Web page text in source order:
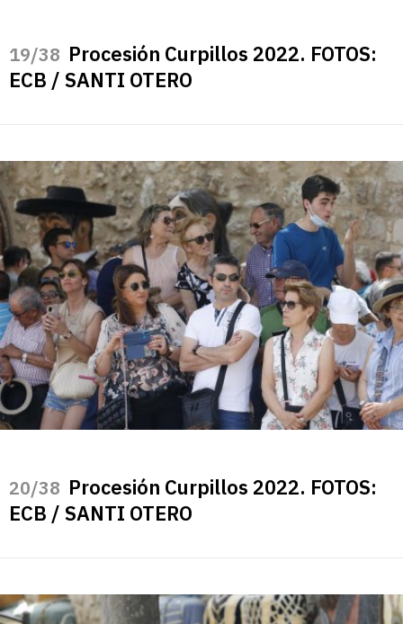
/38 Procesión Curpillos 2022. FOTOS:
ECB / SANTI OTERO
/38 Procesión Curpillos 2022. FOTOS:
ECB / SANTI OTERO